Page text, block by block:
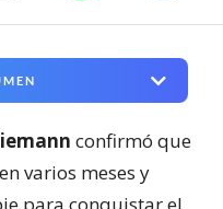
confirmó que
en varios meses y